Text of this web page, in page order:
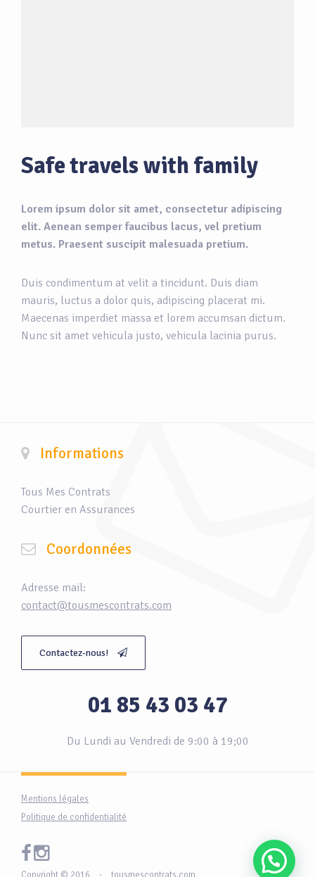
Safe travels with family
Lorem ipsum dolor sit amet, consectetur adipiscing
elit. Aenean semper faucibus lacus, vel pretium
metus. Praesent suscipit malesuada pretium.
Duis condimentum at velit a tincidunt. Duis diam
mauris, luctus a dolor quis, adipiscing placerat mi.
Maecenas imperdiet massa et lorem accumsan dictum.
Nunc sit amet vehicula justo, vehicula lacinia purus.
Informations
Tous Mes Contrats
Courtier en Assurances
Coordonnées
Adresse mail:
contact@tousmescontrats.com
Contactez-nous!
01 85 43 03 47
Du Lundi au Vendredi de 9:00 à 19;00
Mentions légales
Politique de confidentialité